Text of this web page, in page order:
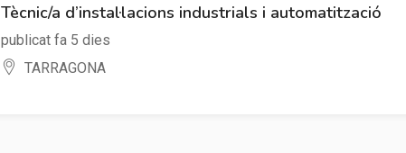
Tècnic/a d’instal·lacions industrials i automatització
publicat fa 5 dies
TARRAGONA